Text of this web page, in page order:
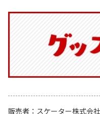
販売者
スケーター株式会社